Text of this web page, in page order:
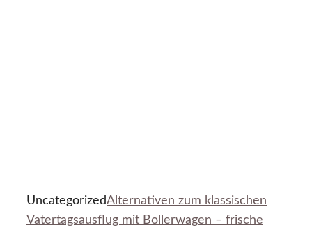
UncategorizedAlternativen zum klassischen
Vatertagsausflug mit Bollerwagen – frische